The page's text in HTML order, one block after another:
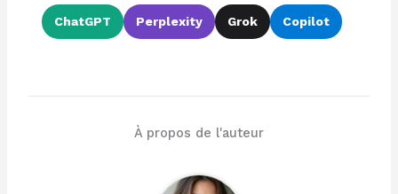
ChatGPT Perplexity Grok Copilot
À propos de l'auteur